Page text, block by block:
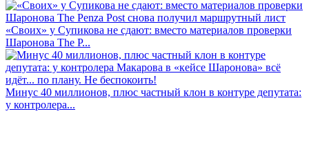
«Своих» у Супикова не сдают: вместо материалов проверки
Шаронова The P...
Минус 40 миллионов, плюс частный клон в контуре депутата:
у контролера...